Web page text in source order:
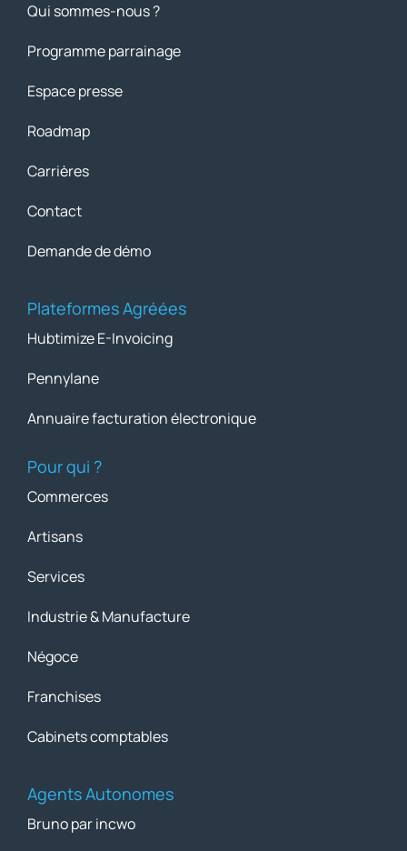
Qui sommes-nous ?
Programme parrainage
Espace presse
Roadmap
Carrières
Contact
Demande de démo
Plateformes Agréées
Hubtimize E-Invoicing
Pennylane
Annuaire facturation électronique
Pour qui ?
Commerces
Artisans
Services
Industrie & Manufacture
Négoce
Franchises
Cabinets comptables
Agents Autonomes
Bruno par incwo